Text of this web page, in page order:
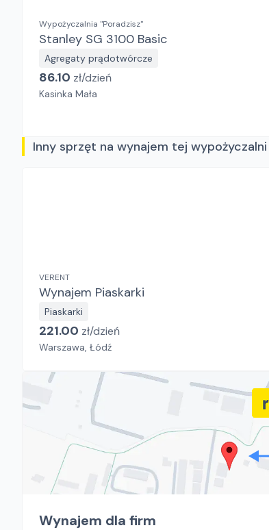
Wypożyczalnia "Poradzisz"
Stanley SG 3100 Basic
Agregaty prądotwórcze
86.10 zł/dzień
Kasinka Mała
Inny sprzęt na wynajem tej wypożyczalni
VERENT
Wynajem Piaskarki
Piaskarki
221.00 zł/dzień
Warszawa, Łódź
Wynajem dla firm